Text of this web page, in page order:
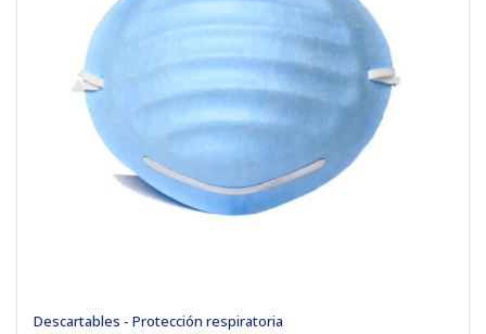
Descartables - Protección respiratoria